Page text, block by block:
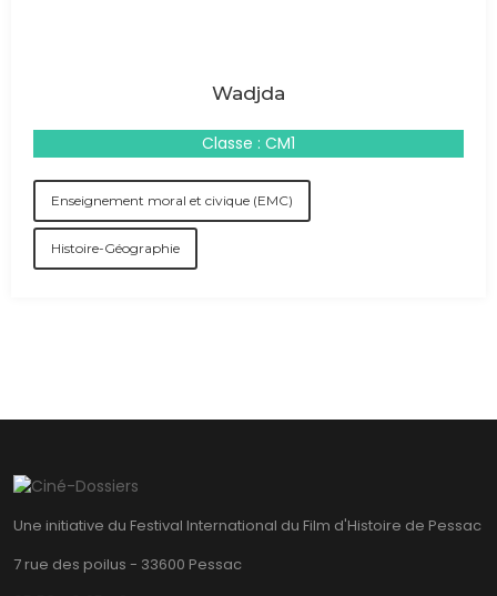
Wadjda
Classe : CM1
Enseignement moral et civique (EMC)
Histoire-Géographie
Une initiative du Festival International du Film d'Histoire de Pessac
7 rue des poilus - 33600 Pessac